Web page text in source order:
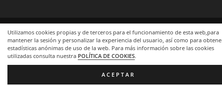
Utilizamos cookies propias y de terceros para el funcionamiento de esta web,para
mantener la sesión y personalizar la experiencia del usuario, así como para
estadísticas anónimas de uso de la web. Para más información sobre las cookies
utilizadas consulta nuestra POLÍTICA DE COOKIES.
ACEPTAR
©2015.www.informaticosos.com. Todos los
derechos reservados.
Inicio|Nosotros|Cookies|Aviso Legal